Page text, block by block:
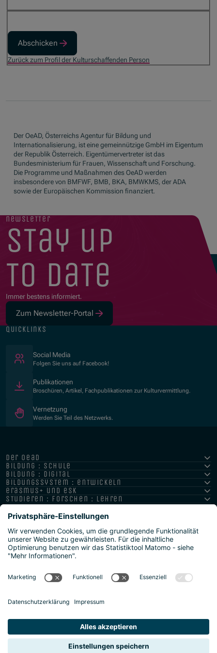
Abschicken
Zurück zum Profil der Kulturschaffenden Person
Der OeAD, Österreichs Agentur für Bildung und
Internationalisierung, ist eine gemeinnützige GmbH im Eigentum
der Republik Österreich. Eigentümervertreter ist das
Bundesministerium für Frauen, Wissenschaft und Forschung.
Die Programme und Maßnahmen des OeAD werden
insbesondere von BMFWF, BMB, BKA, BMWKMS, der ADA
sowie der Europäischen Kommission finanziert.
newsletter
stay up
to date
Immer bestens informiert.
Zum Newsletter-Portal
quicklinks
Social Media
Folgen Sie uns auf Facebook!
Publikationen
Broschüren, Artikel, Fachpublikationen zur Kulturvermittlung.
Vernetzung
Werden Sie Teil des Netzwerks.
der oead
bildung : schule
bildung : digital
bildungssystem : entwickeln
erasmus+ und esk
studieren : forschen : lehren
hochschule : strategie : international
Datenschutz
Sitemap